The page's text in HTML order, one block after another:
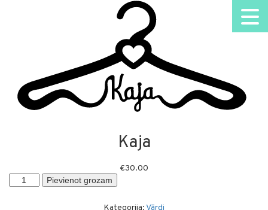
Kaja
€30.00
Kaja
daudzums
Pievienot grozam
Kategorija:Vārdi